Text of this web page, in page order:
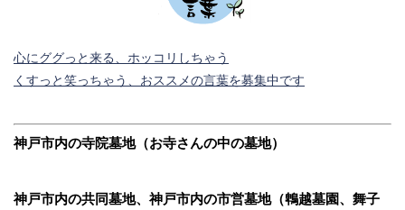
心にググっと来る、ホッコリしちゃう
くすっと笑っちゃう、おススメの言葉を募集中です
神戸市内の寺院墓地（お寺さんの中の墓地）
神戸市内の共同墓地、神戸市内の市営墓地（鵯越墓園、舞子